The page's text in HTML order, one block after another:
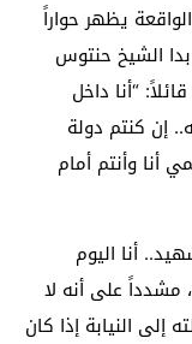
يظهر حواراً
الشيخ حنتوس
“أنا داخل
إن كنتم دولة
أنا وأنتم أمام
أنا اليوم
على أنه لا
إلى النيابة إذا كان